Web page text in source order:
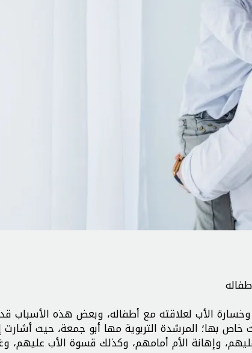
الأب لعلاقته مع أطفاله، وبعض هذه الأسباب قد
بها؛ المرشدة التربوية مها أبو جمعة، حيث
وإهانة الأم أمامهم، وكذلك قسوة الأب عليهم،